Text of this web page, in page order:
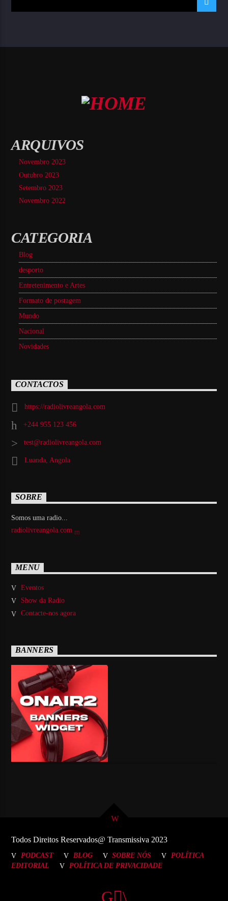
ARQUIVOS
Novembro 2023
Outubro 2023
Setembro 2023
Novembro 2022
CATEGORIA
Blog
desporto
Entretenimento e Artes
Formato de postagem
Mundo
Nacional
Novidades
CONTACTOS
https://radiolivreangola.com
+244 955 123 456
test@radiolivreangola.com
Luanda, Angola
SOBRE
Somos uma radio...
radiolivreangola.com
MENU
Eventos
Show da Radio
Contacte-nos agora
BANNERS
Todos Direitos Reservados@ Transmissiva 2023
PODCAST BLOG SOBRE NÓS
POLÍTICA
EDITORIAL
POLÍTICA DE PRIVACIDADE